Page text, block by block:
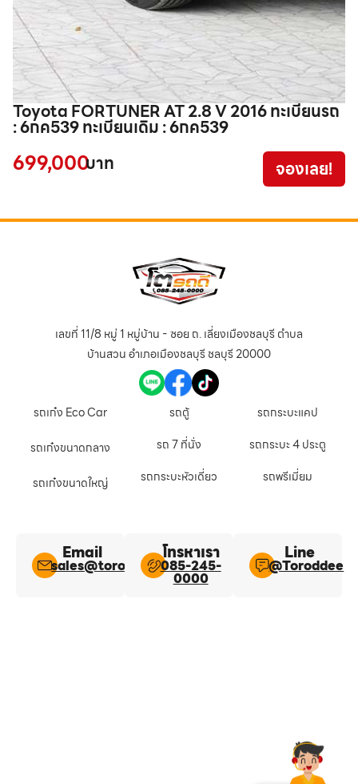
Toyota FORTUNER AT 2.8 V 2016 ทะเบียนรถ
: 6กค539 ทะเบียนเดิม : 6กค539
699,000บาท จองเลย!
เลขที่ 11/8 หมู่ 1 หมู่บ้าน - ซอย ถ. เลี่ยงเมืองชลบุรี ตำบล
บ้านสวน อำเภอเมืองชลบุรี ชลบุรี 20000
รถเก๋ง Eco Car
รถเก๋งขนาดกลาง
รถเก๋งขนาดใหญ่
รถตู้
รถ 7 ที่นั่ง
รถกระบะหัวเดี่ยว
รถกระบะแคป
รถกระบะ 4 ประตู
รถพรีเมี่ยม
Email
sales@toroddee.com
โทรหาเรา
085-245-
0000
Line​
@Toroddee​